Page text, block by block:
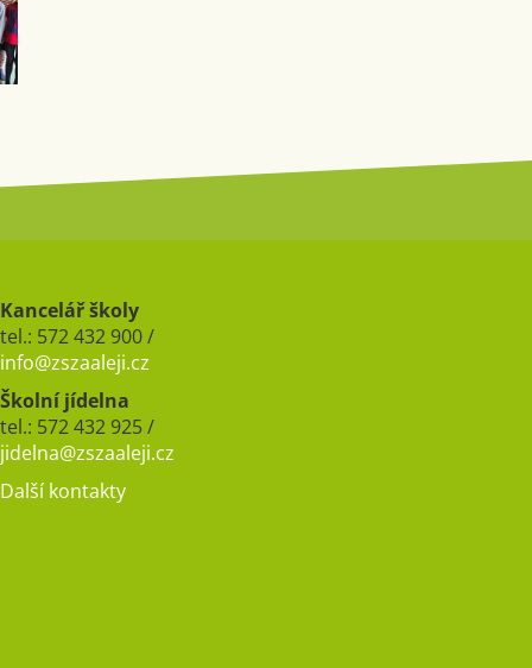
Kancelář školy
tel.: 572 432 900 /
info@zszaaleji.cz
Školní jídelna
tel.: 572 432 925 /
jidelna@zszaaleji.cz
Další kontakty